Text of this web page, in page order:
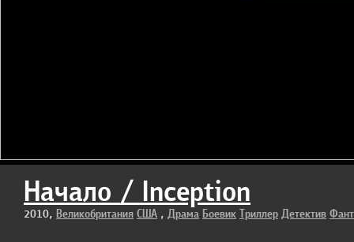
Начало / Inception
2010, Великобритания США , Драма Боевик Триллер Детектив